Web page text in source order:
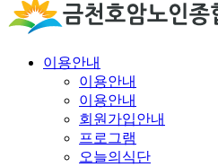
이용안내
이용안내
이용안내
회원가입안내
프로그램
오늘의식단